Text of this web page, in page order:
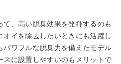
、高い脱臭効果を発揮するのも
イを除去したいときにも活躍し
パワフルな脱臭力を備えたモデル
スに設置しやすいのもメリットで